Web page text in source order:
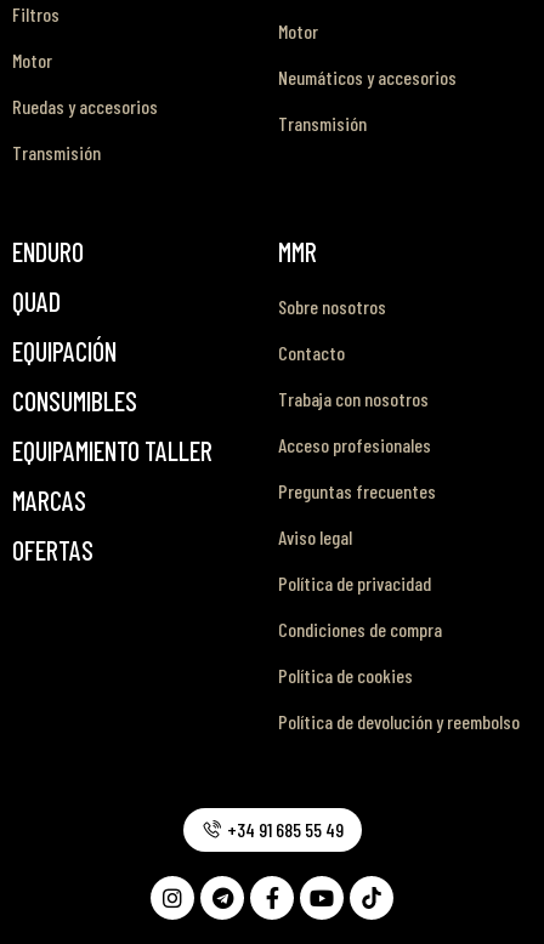
Filtros
Motor
Ruedas y accesorios
Transmisión
Motor
Neumáticos y accesorios
Transmisión
ENDURO
QUAD
EQUIPACIÓN
CONSUMIBLES
EQUIPAMIENTO TALLER
MARCAS
OFERTAS
MMR
Sobre nosotros
Contacto
Trabaja con nosotros
Acceso profesionales
Preguntas frecuentes
Aviso legal
Política de privacidad
Condiciones de compra
Política de cookies
Política de devolución y reembolso
+34 91 685 55 49